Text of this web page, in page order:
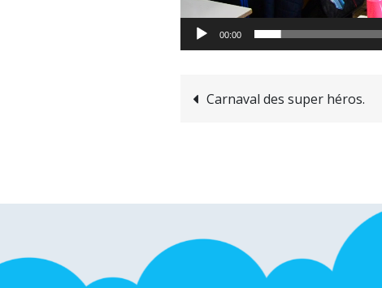
00:00
Carnaval des super héros.